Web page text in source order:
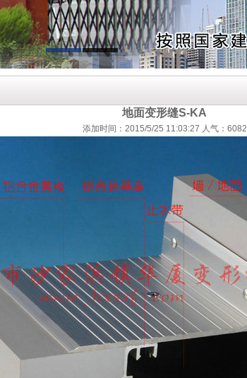
地面变形缝S-KA
添加时间：2015/5/25 11:03:27 人气：6082